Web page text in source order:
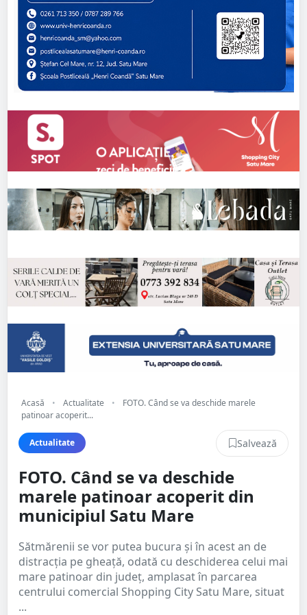
Acasă • Actualitate •
FOTO. Când se va deschide marele
patinoar acoperit...
Actualitate Salvează
FOTO. Când se va deschide
marele patinoar acoperit din
municipiul Satu Mare
Sătmărenii se vor putea bucura și în acest an de
distracția pe gheață, odată cu deschiderea celui mai
mare patinoar din județ, amplasat în parcarea
centrului comercial Shopping City Satu Mare, situat
...